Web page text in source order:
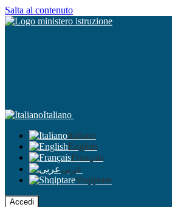
Salta al contenuto
Italiano
Italiano
English
Français
عربى
Shqiptare
Accedi